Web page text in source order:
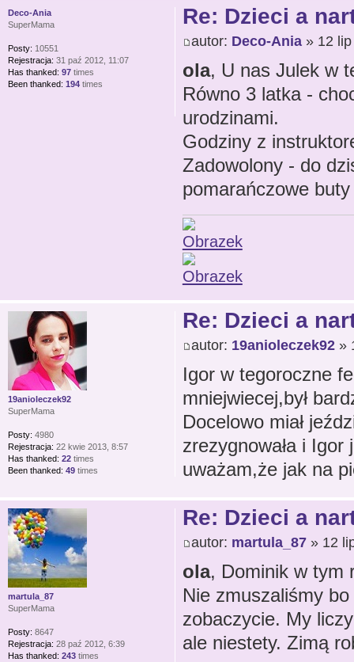
Re: Dzieci a
autor: Deco-Ania» 12 lip
ola, U nas Julek w
Równo 3 latka -
urodzinami.
Godziny z
Zadowolony - do
pomarańczowe
Deco-Ania
SuperMama
Posty: 10551
Rejestracja: 31 paź 2012, 11:07
Has thanked: 97 times
Been thanked: 194 times
Re: Dzieci a
autor: 19anioleczek92»
Igor w tegoroczne
mniejwiecej,był
Docelowo miał
zrezygnowała i Igor
uważam,że jak na
19anioleczek92
SuperMama
Posty: 4980
Rejestracja: 22 kwie 2013, 8:57
Has thanked: 22 times
Been thanked: 49 times
Re: Dzieci a
autor: martula_87» 12
ola, Dominik w tym
Nie zmuszaliśmy
zobaczycie. My
ale niestety. Zimą
martula_87
SuperMama
Posty: 8647
Rejestracja: 28 paź 2012, 6:39
Has thanked: 243 times